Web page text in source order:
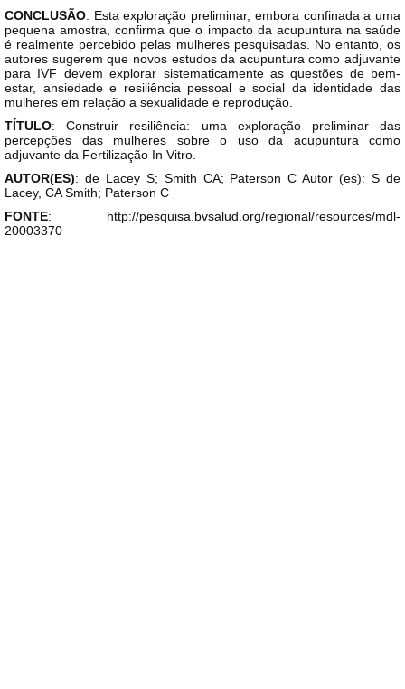
CONCLUSÃO: Esta exploração preliminar, embora confinada a uma
pequena amostra, confirma que o impacto da acupuntura na saúde
é realmente percebido pelas mulheres pesquisadas. No entanto, os
autores sugerem que novos estudos da acupuntura como adjuvante
para IVF devem explorar sistematicamente as questões de bem-
estar, ansiedade e resiliência pessoal e social da identidade das
mulheres em relação a sexualidade e reprodução.
TÍTULO: Construir resiliência: uma exploração preliminar das
percepções das mulheres sobre o uso da acupuntura como
adjuvante da Fertilização In Vitro.
AUTOR(ES): de Lacey S; Smith CA; Paterson C Autor (es): S de
Lacey, CA Smith; Paterson C
FONTE: http://pesquisa.bvsalud.org/regional/resources/mdl-
20003370